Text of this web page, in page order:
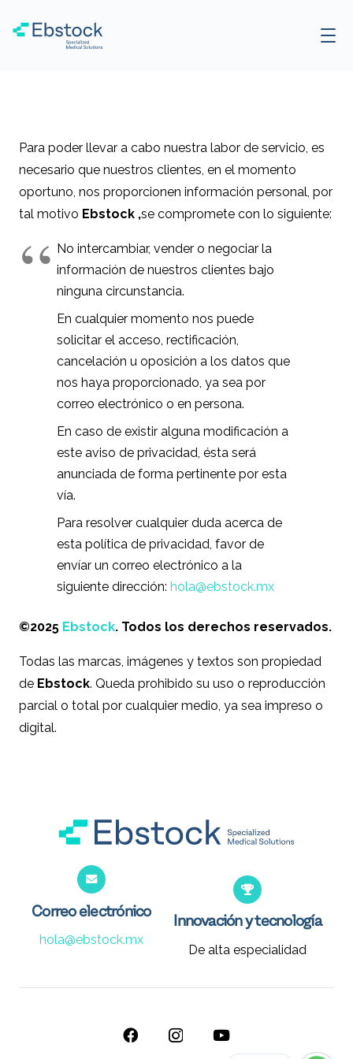
Para poder llevar a cabo nuestra labor de servicio, es
necesario que nuestros clientes, en el momento
oportuno, nos proporcionen información personal, por
tal motivo Ebstock ,se compromete con lo siguiente:
No intercambiar, vender o negociar la
información de nuestros clientes bajo
ninguna circunstancia.
En cualquier momento nos puede
solicitar el acceso, rectificación,
cancelación u oposición a los datos que
nos haya proporcionado, ya sea por
correo electrónico o en persona.
En caso de existir alguna modificación a
este aviso de privacidad, ésta será
anunciada de forma pertinente por esta
vía.
Para resolver cualquier duda acerca de
esta política de privacidad, favor de
envíar un correo electrónico a la
siguiente dirección: hola@ebstock.mx
©2025 Ebstock. Todos los derechos reservados.
Todas las marcas, imágenes y textos son propiedad
de Ebstock. Queda prohibido su uso o reproducción
parcial o total por cualquier medio, ya sea impreso o
digital.
Correo electrónico
hola@ebstock.mx
Innovación y tecnología
De alta especialidad